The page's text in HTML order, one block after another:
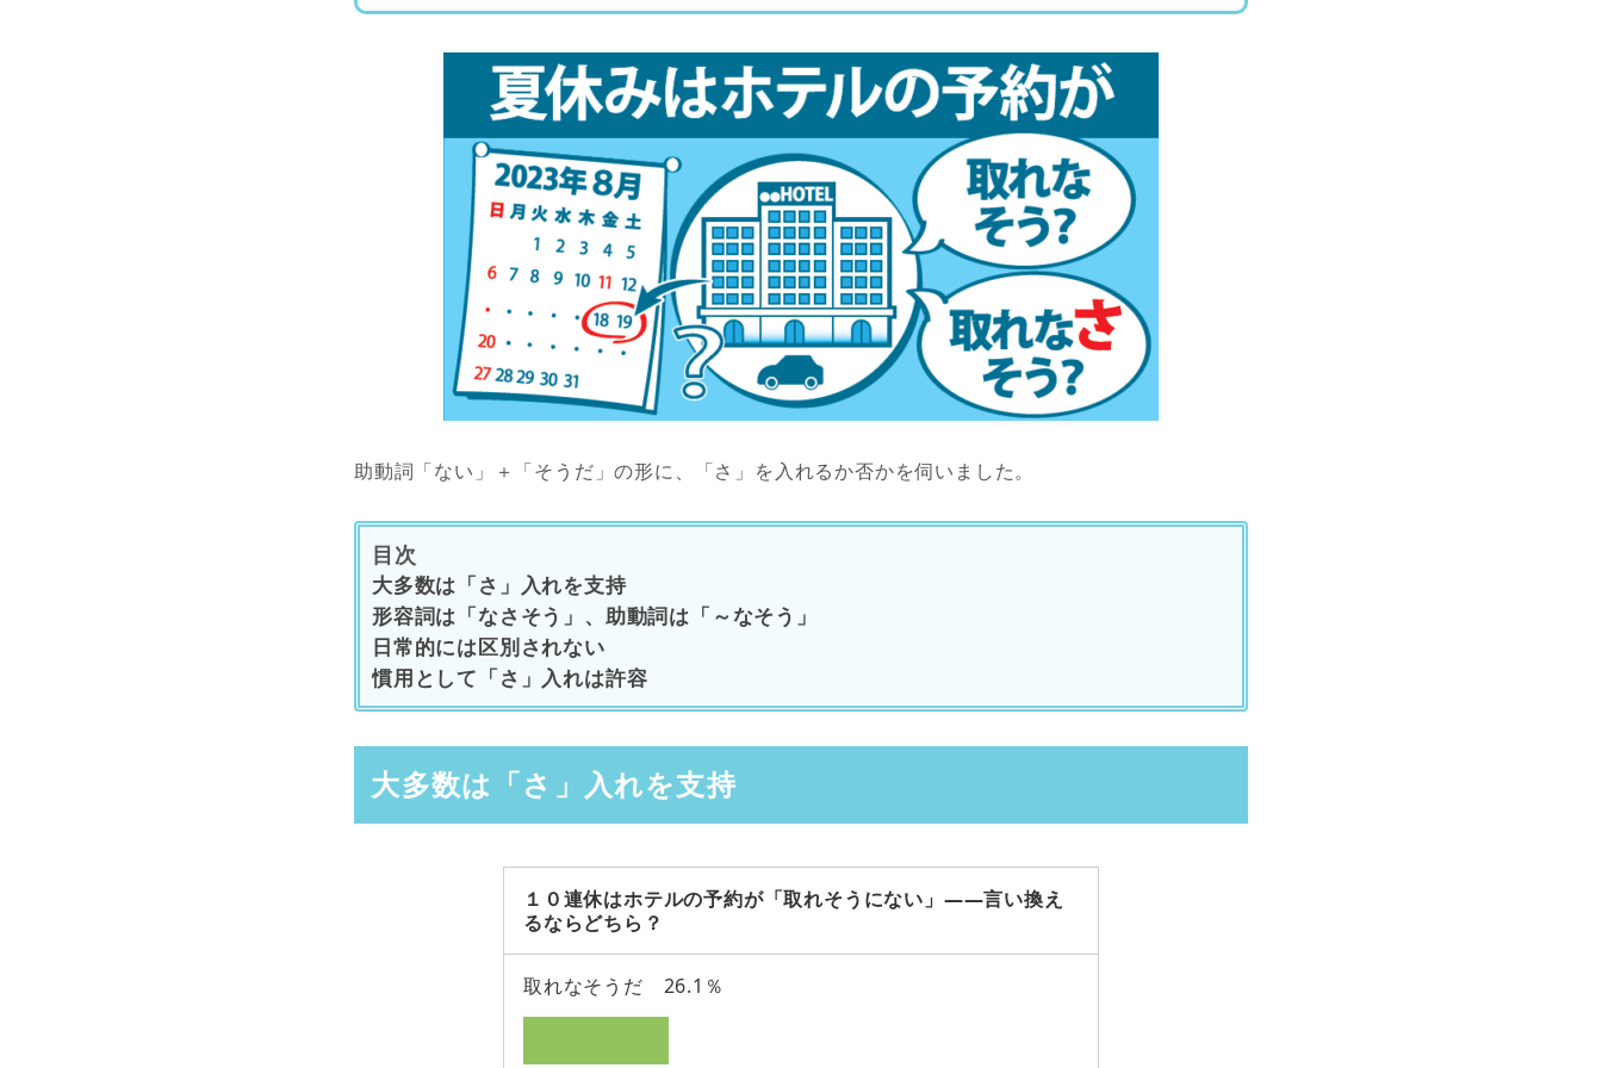
助動詞「ない」＋「そうだ」の形に、「さ」を入れるか否かを伺いました。
目次
大多数は「さ」入れを支持
形容詞は「なさそう」、助動詞は「～なそう」
日常的には区別されない
慣用として「さ」入れは許容
大多数は「さ」入れを支持
１０連休はホテルの予約が「取れそうにない」――言い換え
るならどちら？
取れなそうだ 26.1％